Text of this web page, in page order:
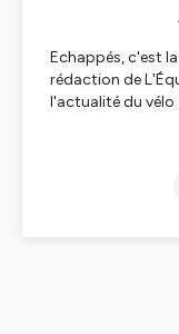
Echappés, c'est
rédaction de
l'actualité du vélo